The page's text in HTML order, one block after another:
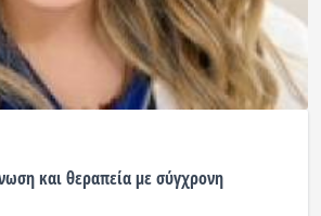
και θεραπεία με σύγχρονη